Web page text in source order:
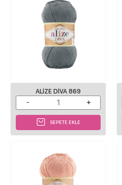
ALIZE DIVA 869
SEPETE EKLE